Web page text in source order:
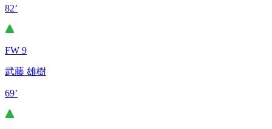
82’
FW 9
武藤 雄樹
69’